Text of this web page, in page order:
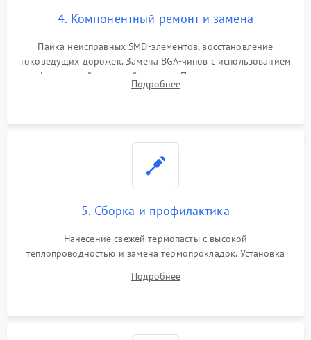
4. Компонентный ремонт и замена
Пайка неисправных SMD-элементов, восстановление
токоведущих дорожек. Замена BGA-чипов с использованием
инфракрасной паяльной станции. Прошивка микросхемы
BIOS или замена поврежденных портов USB
Подробнее
5. Сборка и профилактика
Нанесение свежей термопасты с высокой
теплопроводностью и замена термопрокладок. Установка
шлейфов, модулей памяти и накопителей. Предварительная
Подробнее